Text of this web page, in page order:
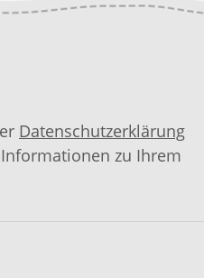
Datenschutzerklärung
zu Ihrem